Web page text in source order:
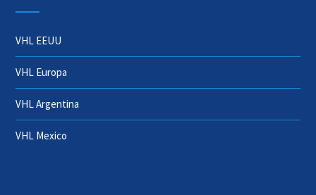
VHL EEUU
VHL Europa
VHL Argentina
VHL Mexico